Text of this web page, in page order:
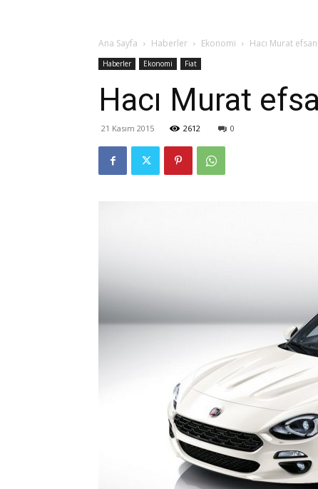
Ana Sayfa Haberler Ekonomi Hacı Murat
Haberler Ekonomi Fiat
Hacı Murat
21 Kasım 2015 2612 0